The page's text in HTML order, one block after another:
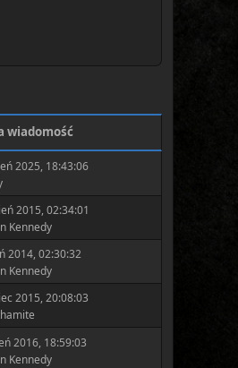
wiadomość
2025, 18:43:06
2015, 02:34:01
Kennedy
2014, 02:30:32
Kennedy
2015, 20:08:03
2016, 18:59:03
Kennedy